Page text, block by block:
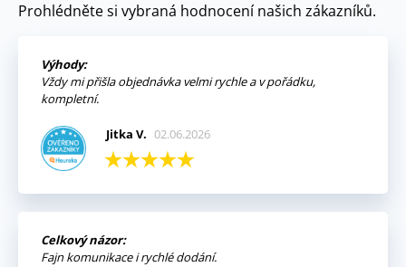
Prohlédněte si vybraná hodnocení našich zákazníků.
Výhody:
Vždy mi přišla objednávka velmi rychle a v pořádku,
kompletní.
Jitka V. 02.06.2026
Celkový názor:
Fajn komunikace i rychlé dodání.